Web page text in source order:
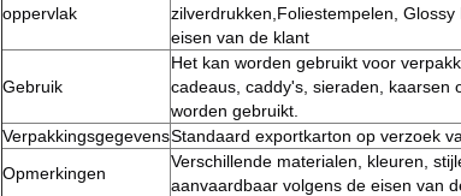
oppervlak
zilverdrukken,Foliestempelen,
eisen van de klant
Gebruik
Het kan worden gebruikt voor
cadeaus, caddy's, sieraden, kaarsen
worden gebruikt.
VerpakkingsgegevensStandaard exportkarton op verzoek
Opmerkingen
Verschillende materialen, kleuren,
aanvaardbaar volgens de eisen van